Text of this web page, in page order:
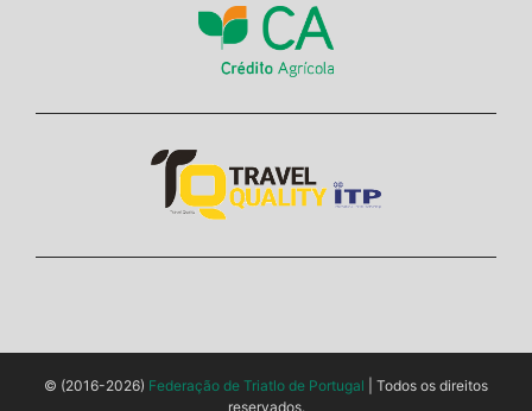
© (2016-2026) Federação de Triatlo de Portugal | Todos os direitos
reservados.